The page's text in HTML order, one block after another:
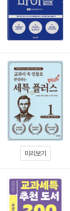
미리보기